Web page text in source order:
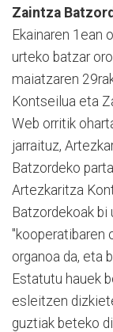
Zaintza
Ekainaren 1ean
urteko batzar
maiatzaren
Kontseilua eta
Web orritik
jarraituz,
Batzordeko
Artezkaritza
Batzordekoak
"kooperatibaren
organoa da, eta
Estatutu hauek
esleitzen
guztiak beteko